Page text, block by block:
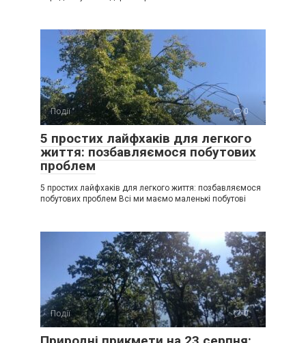
Події 0
5 простих лайфхаків для легкого
життя: позбавляємося побутових
проблем
5 простих лайфхаків для легкого життя: позбавляємося
побутових проблем Всі ми маємо маленькі побутові
Події 0